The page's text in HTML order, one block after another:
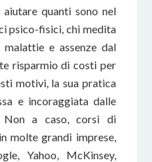
quanti sono nel
psico-fisici, chi medita
e assenze dal
risparmio di costi per
motivi, la sua pratica
e incoraggiata dalle
a caso, corsi di
molte grandi imprese,
Yahoo, McKinsey,